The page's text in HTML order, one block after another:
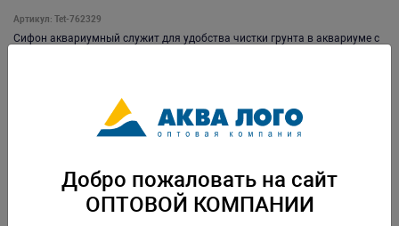
Артикул: Tet-762329
Сифон аквариумный служит для удобства чистки грунта в аквариуме с
сетка позволяет избежать засасывания рыб и грунта -конструкция
наконечника позволяет очистку всех труднодоступных углов
аквариума, в том числе возле стекла -удобная ручка для безопасного
Скачать каталог
Добро пожаловать на сайт
ОПТОВОЙ КОМПАНИИ